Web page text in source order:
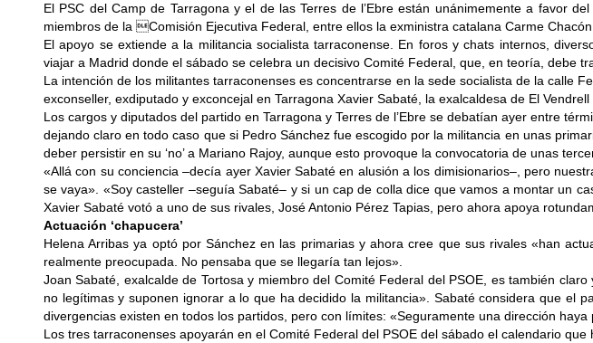
El PSC del Camp de Tarragona y el de las Terres de l’Ebre están unánimemente a favor
miembros de la Comisión Ejecutiva Federal, entre ellos la exministra catalana Carme
El apoyo se extiende a la militancia socialista tarraconense. En foros y chats internos,
viajar a Madrid donde el sábado se celebra un decisivo Comité Federal, que, en teoría, debe
La intención de los militantes tarraconenses es concentrarse en la sede socialista de la calle
exconseller, exdiputado y exconcejal en Tarragona Xavier Sabaté, la exalcaldesa de El
Los cargos y diputados del partido en Tarragona y Terres de l’Ebre se debatían ayer entre
dejando claro en todo caso que si Pedro Sánchez fue escogido por la militancia en unas
deber persistir en su ‘no’ a Mariano Rajoy, aunque esto provoque la convocatoria de unas
«Allá con su conciencia –decía ayer Xavier Sabaté en alusión a los dimisionarios–, pero
se vaya». «Soy casteller –seguía Sabaté– y si un cap de colla dice que vamos a montar un
Xavier Sabaté votó a uno de sus rivales, José Antonio Pérez Tapias, pero ahora apoya
Actuación ‘chapucera’
Helena Arribas ya optó por Sánchez en las primarias y ahora cree que sus rivales «han
realmente preocupada. No pensaba que se llegaría tan lejos».
Joan Sabaté, exalcalde de Tortosa y miembro del Comité Federal del PSOE, es también
no legítimas y suponen ignorar a lo que ha decidido la militancia». Sabaté considera que el
divergencias existen en todos los partidos, pero con límites: «Seguramente una dirección
Los tres tarraconenses apoyarán en el Comité Federal del PSOE del sábado el calendario